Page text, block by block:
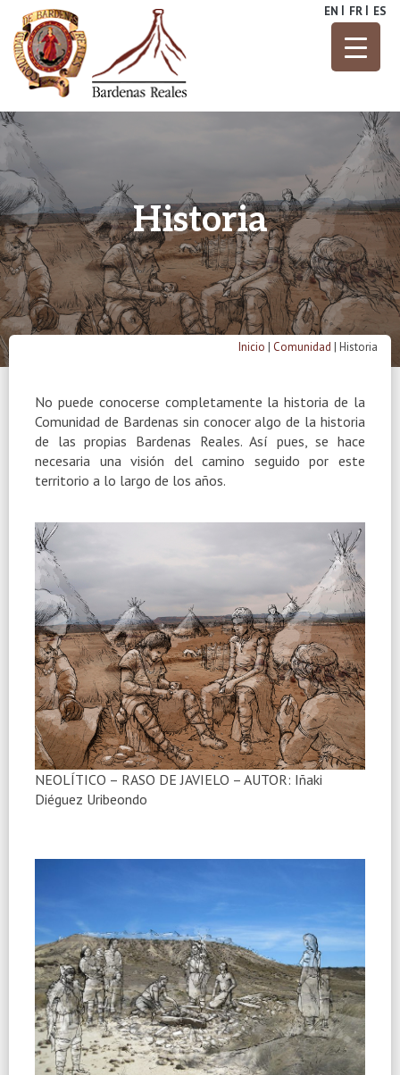
content
Bardenas
Reales
Parque Natural
EN FR ES
Historia
Inicio | Comunidad | Historia
No puede conocerse completamente la historia de la
Comunidad de Bardenas sin conocer algo de la historia
de las propias Bardenas Reales. Así pues, se hace
necesaria una visión del camino seguido por este
territorio a lo largo de los años.
NEOLÍTICO – RASO DE JAVIELO – AUTOR: Iñaki
Diéguez Uribeondo